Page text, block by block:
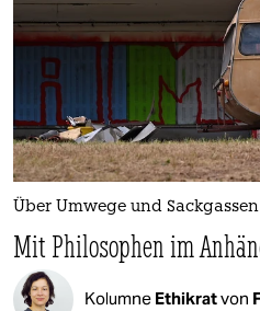
Über Umwege und Sackgassen
Mit Philosophen im
Kolumne Ethikratvon